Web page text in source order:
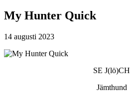
My Hunter Quick
14 augusti 2023
SE J(lö)CH
Jämthund